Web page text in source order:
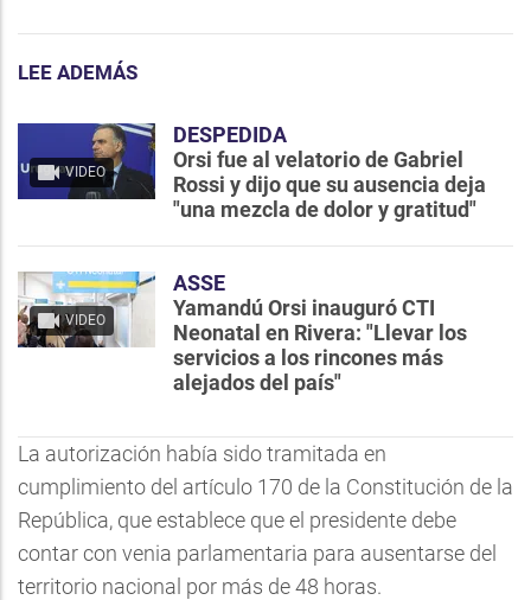
LEE ADEMÁS
VIDEO
DESPEDIDA
Orsi fue al velatorio de Gabriel
Rossi y dijo que su ausencia deja
"una mezcla de dolor y gratitud"
VIDEO
ASSE
Yamandú Orsi inauguró CTI
Neonatal en Rivera: "Llevar los
servicios a los rincones más
alejados del país"
La autorización había sido tramitada en
cumplimiento del artículo 170 de la Constitución de la
República, que establece que el presidente debe
contar con venia parlamentaria para ausentarse del
territorio nacional por más de 48 horas.